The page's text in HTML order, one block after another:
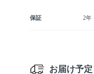
保証 2年
お届け予